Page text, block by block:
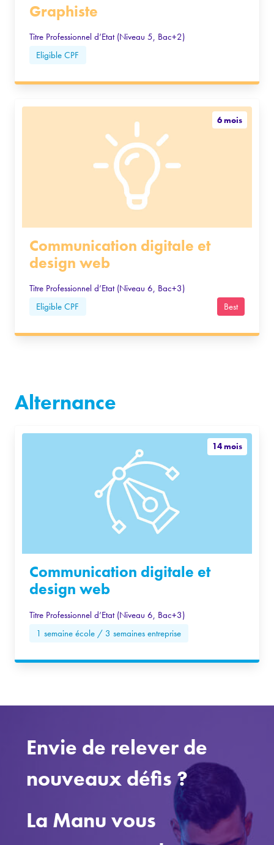
Graphiste
Titre Professionnel d’Etat (Niveau 5, Bac+2)
Eligible CPF
6 mois
Communication digitale et
design web
Titre Professionnel d’Etat (Niveau 6, Bac+3)
Eligible CPF
Best
Alternance
14 mois
Communication digitale et
design web
Titre Professionnel d’Etat (Niveau 6, Bac+3)
1 semaine école / 3 semaines entreprise
Envie de relever de
nouveaux défis ?
La Manu vous